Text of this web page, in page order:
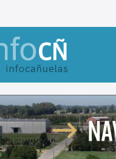
InfoCañuelas